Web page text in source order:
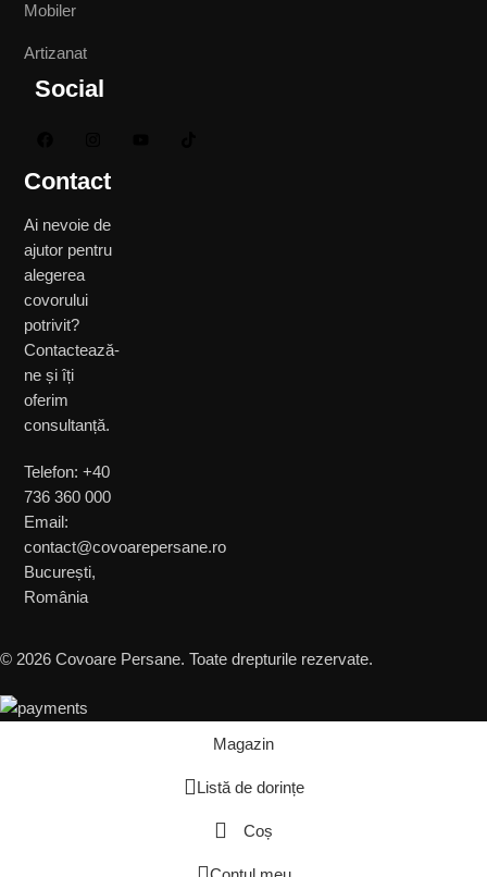
Mobiler
Artizanat
Social
Contact
Ai nevoie de
ajutor pentru
alegerea
covorului
potrivit?
Contactează-
ne și îți
oferim
consultanță.
Telefon: +40
736 360 000
Email:
contact@covoarepersane.ro
București,
România
© 2026 Covoare Persane. Toate drepturile rezervate.
Magazin
Listă de dorințe
Coș